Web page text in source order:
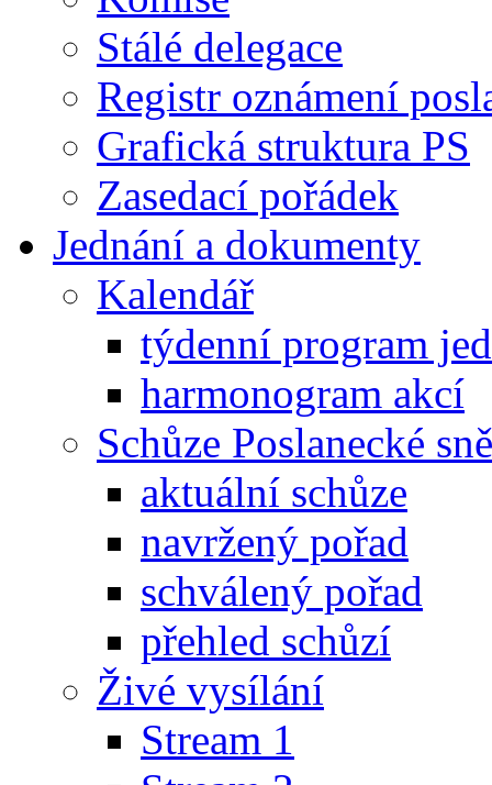
Stálé delegace
Registr oznámení
Grafická struktura PS
Zasedací pořádek
Jednání a dokumenty
Kalendář
týdenní program
harmonogram akcí
Schůze Poslanecké
aktuální schůze
navržený pořad
schválený pořad
přehled schůzí
Živé vysílání
Stream 1